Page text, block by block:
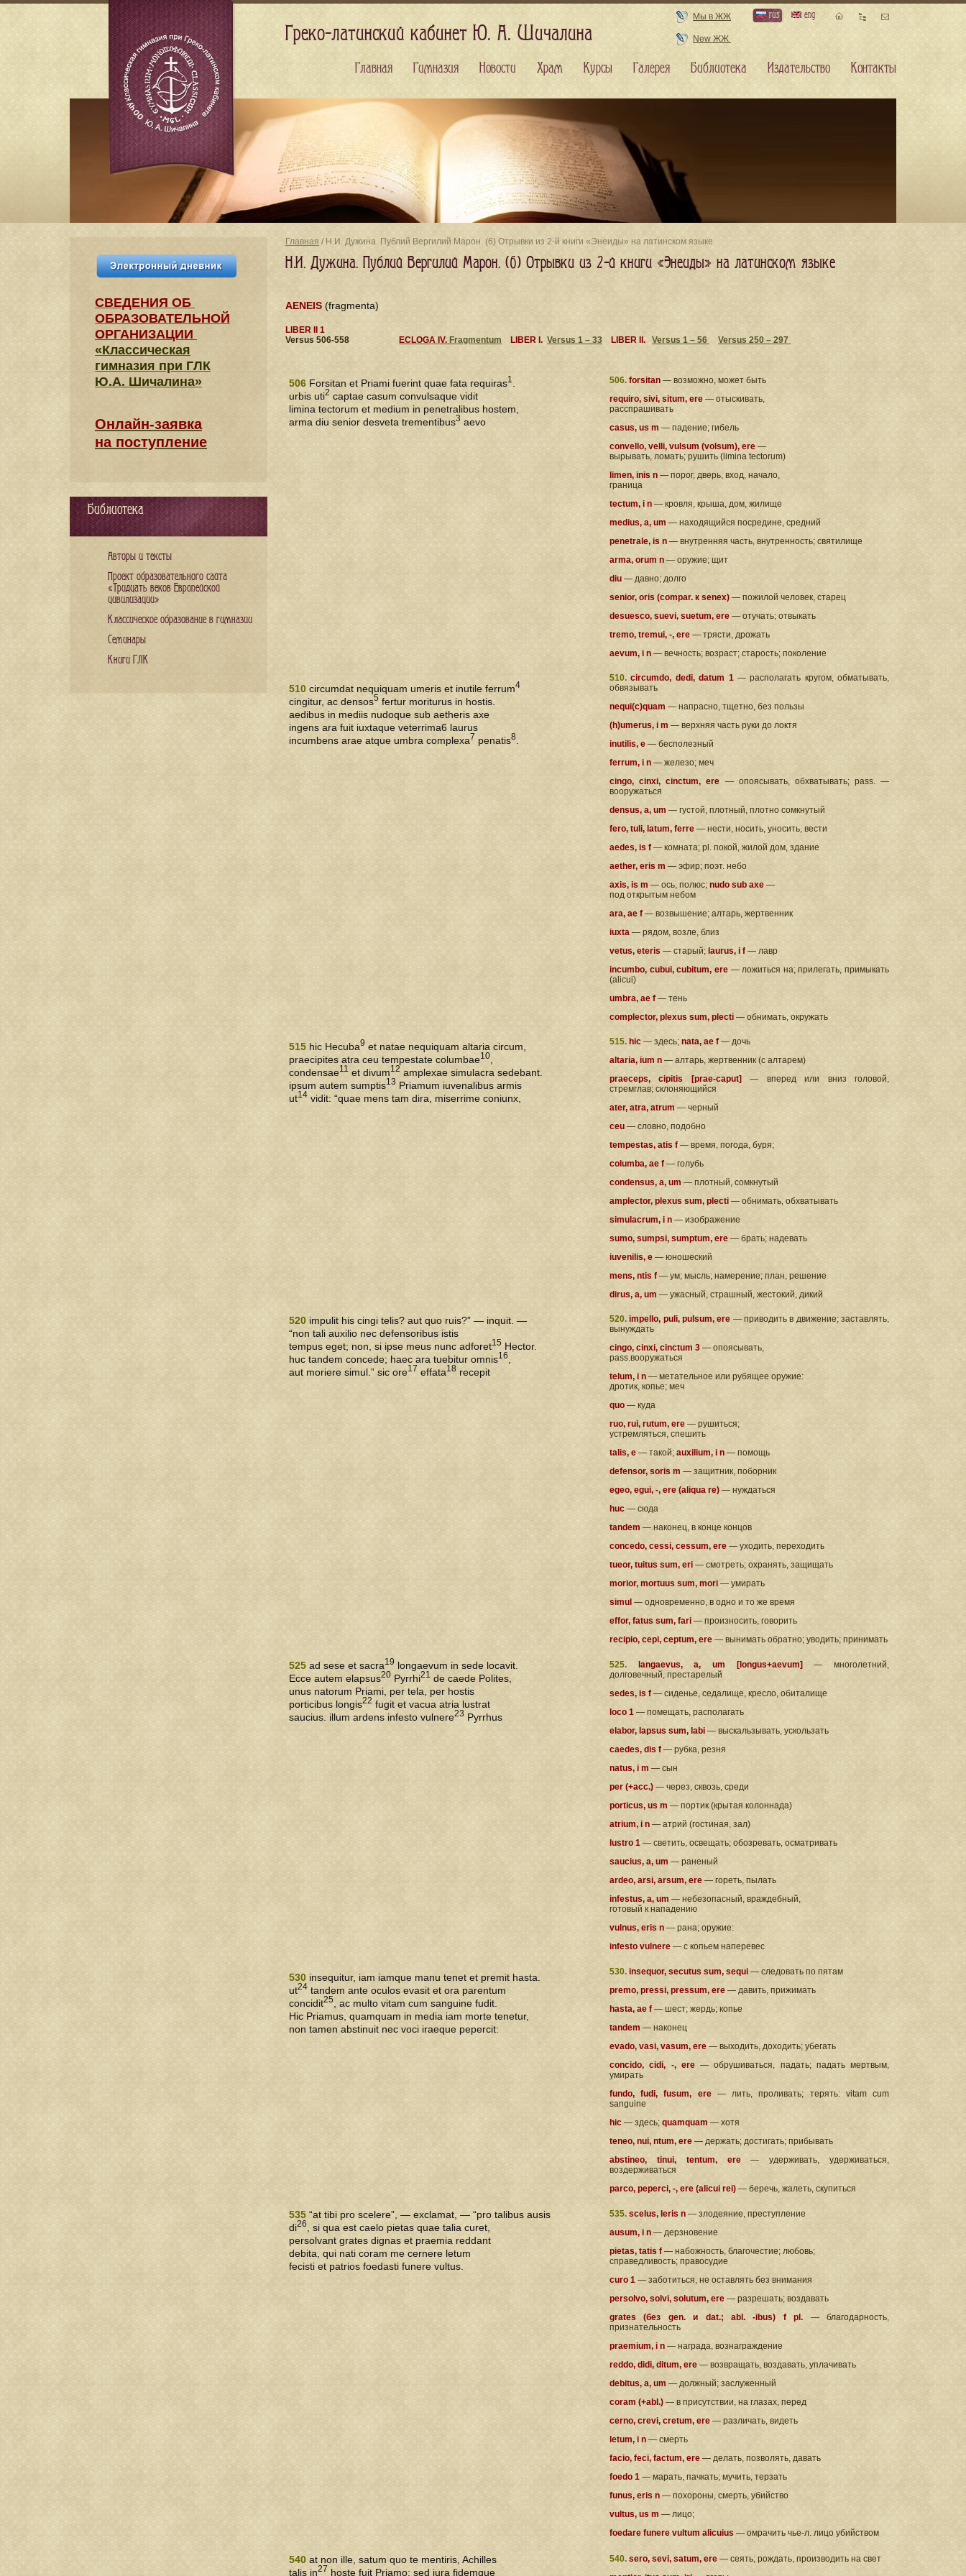
Главная / Н.И. Дужина. Публий Вергилий Марон. (6) Отрывки из 2-й книги «Энеиды» на латинском языке
Н.И. Дужина. Публий Вергилий Марон. (6) Отрывки из 2-й книги «Энеиды» на латинском языке
AENEIS (fragmenta)
LIBER II 1
Versus 506-558
ECLOGA IV. Fragmentum LIBER I. Versus 1 – 33 LIBER II. Versus 1 – 56 Versus 250 – 297
506 Forsitan et Priami fuerint quae fata requiras1
urbis uti2 captae casum convulsaque vidit
limina tectorum et medium in penetralibus hostem,
arma diu senior desveta trementibus3 aevo
506. forsitan — возможно, может быть
requiro, sivi, situm, ere — отыскивать,
расспрашивать
casus, us m — падение; гибель
convello, velli, vulsum (volsum), ere —
вырывать, ломать; рушить (limina tectorum)
limen, inis n — порог, дверь, вход, начало,
граница
tectum, i n — кровля, крыша, дом, жилище
medius, a, um — находящийся посредине, средний
penetrale, is n — внутренняя часть, внутренность; святилище
arma, orum n — оружие; щит
diu — давно; долго
senior, oris (compar. к senex) — пожилой человек, старец
desuesco, suevi, suetum, ere — отучать; отвыкать
tremo, tremui, -, ere — трясти, дрожать
aevum, i n— вечность; возраст; старость; поколение
510 circumdat nequiquam umeris et inutile ferrum4
cingitur, ac densos5 fertur moriturus in hostis.
aedibus in mediis nudoque sub aetheris axe
ingens ara fuit iuxtaque veterrima6 laurus
incumbens arae atque umbra complexa7 penatis8
510. circumdo, dedi, datum 1 — располагать кругом, обматывать,
обвязывать
nequi(c)quam — напрасно, тщетно, без пользы
(h)umerus, i m — верхняя часть руки до локтя
inutilis, e — бесполезный
ferrum, i n — железо; меч
cingo, cinxi, cinctum, ere — опоясывать, обхватывать; pass. —
вооружаться
densus, a, um — густой, плотный, плотно сомкнутый
fero, tuli, latum, ferre — нести, носить, уносить, вести
aedes, is f — комната; pl. покой, жилой дом, здание
aether, eris m — эфир; поэт. небо
axis, is m — ось, полюс; nudo sub axe —
под открытым небом
ara, ae f — возвышение; алтарь, жертвенник
iuxta — рядом, возле, близ
vetus, eteris — старый; laurus, i f — лавр
incumbo, cubui, cubitum, ere — ложиться на; прилегать, примыкать
(alicui)
umbra, ae f — тень
complector, plexus sum, plecti — обнимать, окружать
515 hic Hecuba9 et natae nequiquam altaria circum,
praecipites atra ceu tempestate columbae10
condensae11 et divum12 amplexae simulacra sedebant.
ipsum autem sumptis13 Priamum iuvenalibus armis
ut14 vidit: “quae mens tam dira, miserrime coniunx,
515. hic — здесь; nata, ae f — дочь
altaria, ium n — алтарь, жертвенник (с алтарем)
praeceps, cipitis [prae-caput]
— вперед или вниз головой,
стремглав; склоняющийся
ater, atra, atrum — черный
ceu — словно, подобно
tempestas, atis f — время, погода, буря;
columba, ae f — голубь
condensus, a, um — плотный, сомкнутый
amplector, plexus sum, plecti — обнимать, обхватывать
simulacrum, i n — изображение
sumo, sumpsi, sumptum, ere — брать; надевать
iuvenilis, e— юношеский
mens, ntis f — ум; мысль; намерение; план, решение
dirus, a, um — ужасный, страшный, жестокий, дикий
520 impulit his cingi telis? aut quo ruis?” — inquit. —
“non tali auxilio nec defensoribus istis
tempus eget; non, si ipse meus nunc adforet15 Hector.
huc tandem concede; haec ara tuebitur omnis16
aut moriere simul.” sic ore17 effata18 recepit
520. impello, puli, pulsum, ere — приводить в движение; заставлять,
вынуждать
cingo, cinxi, cinctum 3 — опоясывать,
pass.вооружаться
telum, i n — метательное или рубящее оружие:
дротик, копье; меч
quo — куда
ruo, rui, rutum, ere — рушиться;
устремляться, спешить
talis, e — такой; auxilium, i n — помощь
defensor, soris m — защитник, поборник
egeo, egui, -, ere (aliqua re) — нуждаться
huc — сюда
tandem — наконец, в конце концов
concedo, cessi, cessum, ere — уходить, переходить
tueor, tuitus sum, eri — смотреть; охранять, защищать
morior, mortuus sum, mori — умирать
simul — одновременно, в одно и то же время
effor, fatus sum, fari — произносить, говорить
recipio, cepi, ceptum, ere — вынимать обратно; уводить; принимать
525 ad sese et sacra19 longaevum in sede locavit.
Ecce autem elapsus20 Pyrrhi21 de caede Polites,
unus natorum Priami, per tela, per hostis
porticibus longis22 fugit et vacua atria lustrat
saucius. illum ardens infesto vulnere23 Pyrrhus
525. langaevus, a, um [longus+aevum]
— многолетний,
долговечный, престарелый
sedes, is f — сиденье, седалище, кресло, обиталище
loco 1 — помещать, располагать
elabor, lapsus sum, labi — выскальзывать, ускользать
caedes, dis f — рубка, резня
natus, i m — сын
per (+acc.) — через, сквозь, среди
porticus, us m — портик (крытая колоннада)
atrium, i n — атрий (гостиная, зал)
lustro 1 — светить, освещать; обозревать, осматривать
saucius, a, um — раненый
ardeo, arsi, arsum, ere — гореть, пылать
infestus, a, um — небезопасный, враждебный,
готовый к нападению
vulnus, eris n — рана; оружие:
infesto vulnere — с копьем наперевес
530 insequitur, iam iamque manu tenet et premit hasta.
ut24 tandem ante oculos evasit et ora parentum
concidit25 , ac multo vitam cum sanguine fudit.
Hic Priamus, quamquam in media iam morte tenetur,
non tamen abstinuit nec voci iraeque pepercit:
530. insequor, secutus sum, sequi — следовать по пятам
premo, pressi, pressum, ere — давить, прижимать
hasta, ae f — шест; жердь; копье
tandem — наконец
evado, vasi, vasum, ere— выходить, доходить; убегать
concido, cidi, -, ere— обрушиваться, падать; падать мертвым,
умирать
fundo, fudi, fusum, ere— лить, проливать; терять: vitam cum
sanguine
hic — здесь; quamquam — хотя
teneo, nui, ntum, ere — держать; достигать; прибывать
abstineo, tinui, tentum, ere— удерживать, удерживаться,
воздерживаться
parco, peperсi, -, ere (alicui rei) — беречь, жалеть, скупиться
535 “at tibi pro scelere”, — exclamat, — “pro talibus ausis
di26
, si qua est caelo pietas quae talia curet,
persolvant grates dignas et praemia reddant
debita, qui nati coram me cernere letum
fecisti et patrios foedasti funere vultus.
535. scelus, leris n — злодеяние, преступление
ausum, i n — дерзновение
pietas, tatis f — набожность, благочестие; любовь;
справедливость; правосудие
curo 1 — заботиться, не оставлять без внимания
persolvo, solvi, solutum, ere — разрешать; воздавать
grates (без gen. и dat.; abl. -ibus) f pl. — благодарность,
признательность
praemium, i n — награда, вознаграждение
reddo, didi, ditum, ere — возвращать, воздавать, уплачивать
debitus, a, um — должный; заслуженный
coram (+abl.) — в присутствии, на глазах, перед
cerno, crevi, cretum, ere — различать, видеть
letum, i n — смерть
facio, feci, factum, ere — делать, позволять, давать
foedo 1 — марать, пачкать; мучить, терзать
funus, eris n — похороны, смерть, убийство
vultus, us m — лицо;
foedare funere vultum alicuius — омрачить чье-л. лицо убийством
540 at non ille, satum quo te mentiris, Achilles
talis in27 hoste fuit Priamo; sed iura fidemque
540. sero, sevi, satum, ere — сеять; рождать, производить на свет
СВЕДЕНИЯ​ ОБ
ОБРАЗОВАТЕЛЬНОЙ
ОРГАНИЗАЦИИ
«Классическая
гимназия при ГЛК
Ю.А. Шичалина»
Онлайн-заявка
на поступление
Библиотека
Авторы и тексты
Проект образовательного сайта
«Тридцать веков Европейской
цивилизации»
Классическое образование в гимназии
Семинары
Книги ГЛК
Греко-латинский кабинет Ю. А. Шичалина
Мы в ЖЖ
New ЖЖ
rus eng
Главная Гимназия Новости Храм Курсы Галерея Библиотека Издательство Контакты